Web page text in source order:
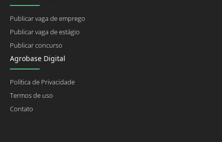
Publicar vaga de emprego
Publicar vaga de estágio
Publicar concurso
Agrobase Digital
Política de Privacidade
Termos de uso
Contato